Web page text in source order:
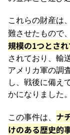
これらの財産は
難させたもので、
規模の1つとされ
されており、輸
アメリカ軍の調
し、戦後に備え
かになりました。
この事件は、 ナ
けのある歴史的